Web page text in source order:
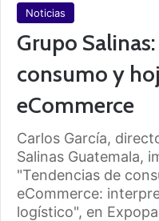
Noticias
Grupo
consumo y
eCommerce
Carlos García,
Salinas Guatemala,
"Tendencias de
eCommerce:
logístico", en